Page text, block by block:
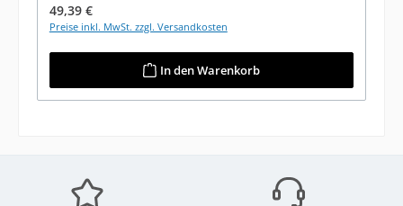
Regulärer Preis:
49,39 €
Preise inkl. MwSt. zzgl. Versandkosten
In den Warenkorb